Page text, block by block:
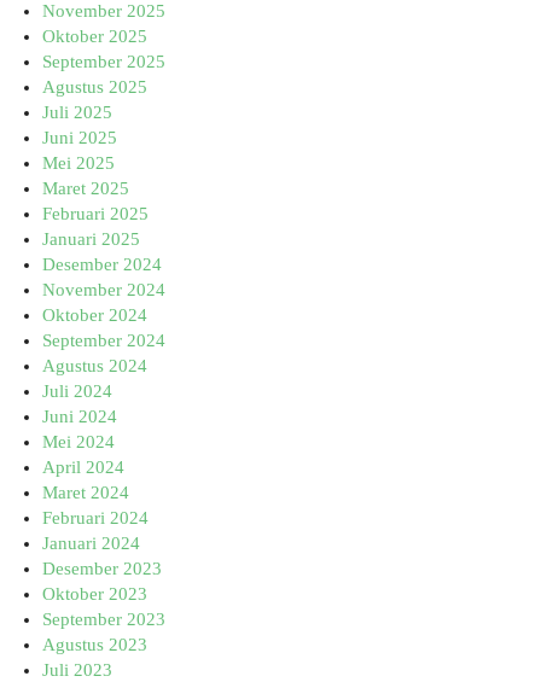
November 2025
Oktober 2025
September 2025
Agustus 2025
Juli 2025
Juni 2025
Mei 2025
Maret 2025
Februari 2025
Januari 2025
Desember 2024
November 2024
Oktober 2024
September 2024
Agustus 2024
Juli 2024
Juni 2024
Mei 2024
April 2024
Maret 2024
Februari 2024
Januari 2024
Desember 2023
Oktober 2023
September 2023
Agustus 2023
Juli 2023